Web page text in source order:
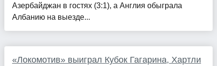
Азербайджан в гостях (3:1), а Англия обыграла
Албанию на выезде...
«Локомотив» выиграл Кубок Гагарина, Хартли